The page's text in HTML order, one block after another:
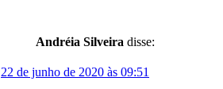
Andréia Silveira disse:
22 de junho de 2020 às 09:51